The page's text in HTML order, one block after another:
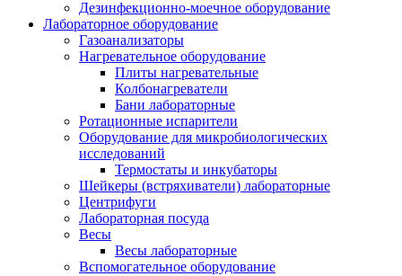
Дезинфекционно-моечное оборудование
Лабораторное оборудование
Газоанализаторы
Нагревательное оборудование
Плиты нагревательные
Колбонагреватели
Бани лабораторные
Ротационные испарители
Оборудование для микробиологических
исследований
Термостаты и инкубаторы
Шейкеры (встряхиватели) лабораторные
Центрифуги
Лабораторная посуда
Весы
Весы лабораторные
Вспомогательное оборудование